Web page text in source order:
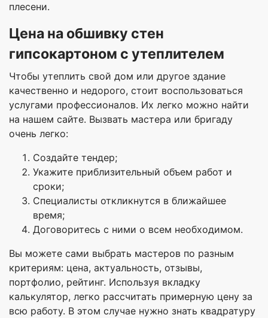
плесени.
Цена на обшивку стен
гипсокартоном с утеплителем
Чтобы утеплить свой дом или другое здание
качественно и недорого, стоит воспользоваться
услугами профессионалов. Их легко можно найти
на нашем сайте. Вызвать мастера или бригаду
очень легко:
Создайте тендер;
Укажите приблизительный объем работ и
сроки;
Специалисты откликнутся в ближайшее
время;
Договоритесь с ними о всем необходимом.
Вы можете сами выбрать мастеров по разным
критериям: цена, актуальность, отзывы,
портфолио, рейтинг. Используя вкладку
калькулятор, легко рассчитать примерную цену за
всю работу. В этом случае нужно знать квадратуру